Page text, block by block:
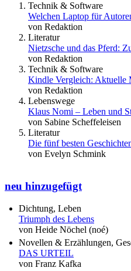
Technik & Software
Welchen Laptop für
von Redaktion
Literatur
Nietzsche und das Pferd:
von Redaktion
Technik & Software
Kindle Vergleich:
von Redaktion
Lebenswege
Klaus Nomi – Leben und
von Sabine Scheffeleisen
Literatur
Die fünf besten
von Evelyn Schmink
neu hinzugefügt
Dichtung, Leben
Triumph des Lebens
von Heide Nöchel (noé)
Novellen & Erzählungen,
DAS URTEIL
von Franz Kafka